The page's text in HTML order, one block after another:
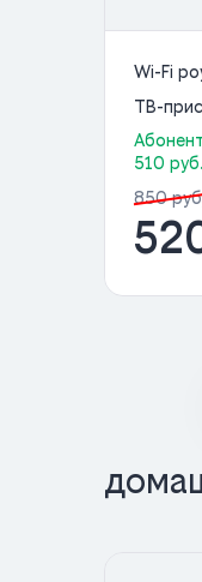
Wi-Fi
ТВ-
510
850